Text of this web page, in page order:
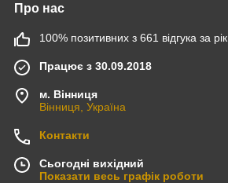
Про нас
100% позитивних з 661 відгука за рік
Працює з 30.09.2018
м. Вінниця
Вінниця, Україна
Контакти
Сьогодні вихідний
Показати весь графік роботи